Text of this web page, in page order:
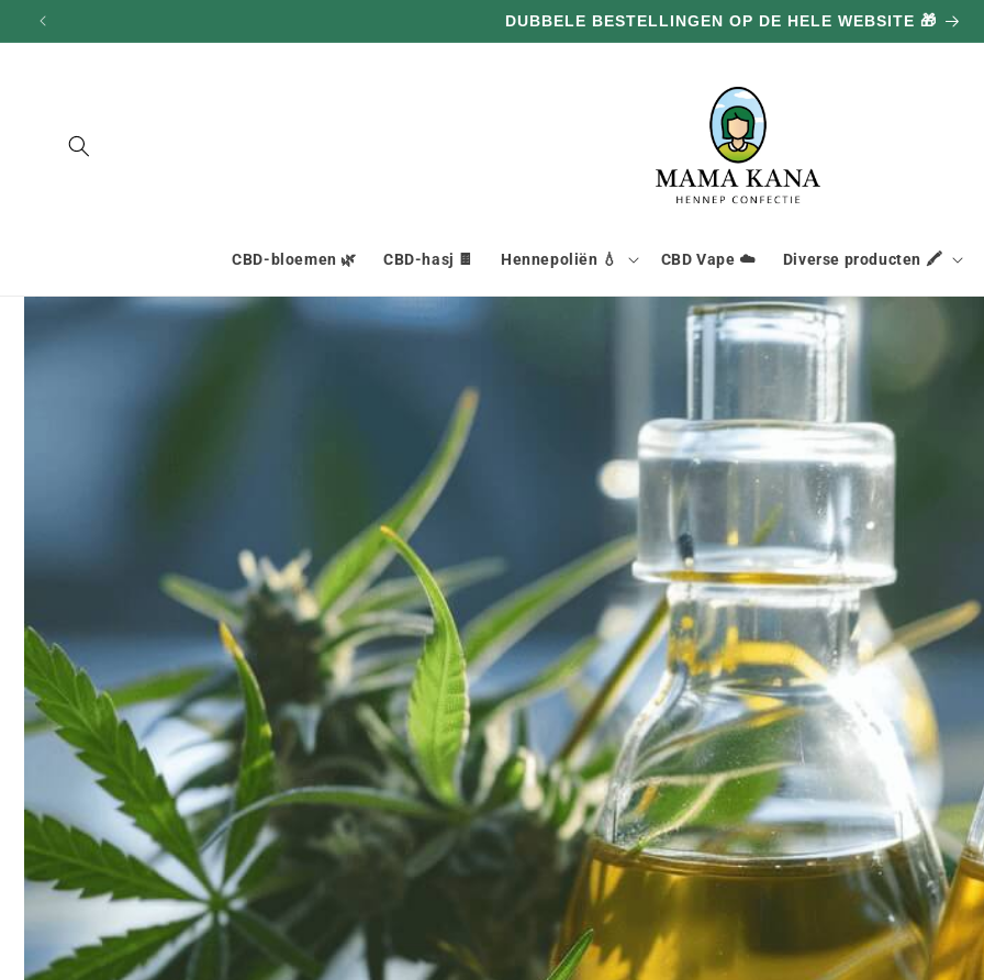
doorgaan
naar
DUBBELE BESTELLINGEN OP DE HELE WEBSITE 🎁
CBD-bloemen 🌿 CBD-hasj 🍫 Hennepoliën 💧 CBD Vape ☁️ Diverse producten 🖍️